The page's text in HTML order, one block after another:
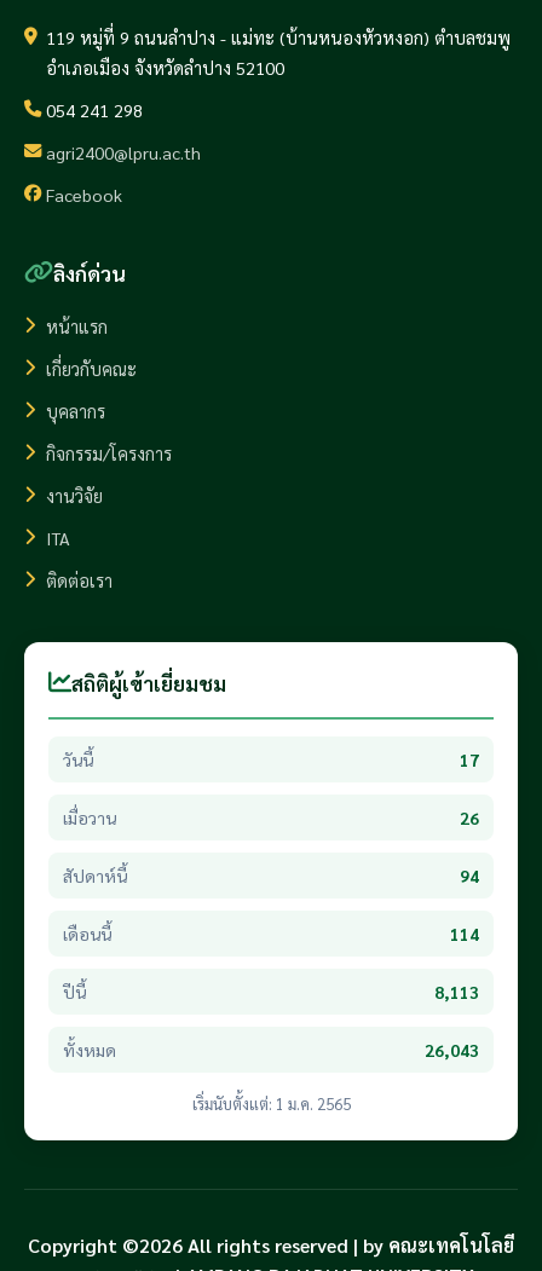
119 หมู่ที่ 9 ถนนลำปาง - แม่ทะ (บ้านหนองหัวหงอก) ตำบลชมพู
อำเภอเมือง จังหวัดลำปาง 52100
054 241 298
agri2400@lpru.ac.th
Facebook
ลิงก์ด่วน
หน้าแรก
เกี่ยวกับคณะ
บุคลากร
กิจกรรม/โครงการ
งานวิจัย
ITA
ติดต่อเรา
สถิติผู้เข้าเยี่ยมชม
วันนี้ 17
เมื่อวาน 26
สัปดาห์นี้ 94
เดือนนี้ 114
ปีนี้ 8,113
ทั้งหมด 26,043
เริ่มนับตั้งแต่: 1 ม.ค. 2565
Copyright ©2026 All rights reserved | by คณะเทคโนโลยี